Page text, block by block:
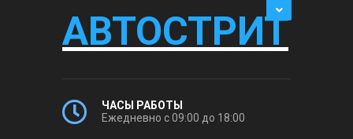
АВТОСТРИТ
ЧАСЫ РАБОТЫ
Ежедневно с 09:00 до 18:00